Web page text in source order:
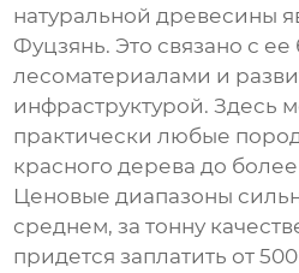
натуральной древесины
Фуцзянь. Это связано с ее
лесоматериалами и
инфраструктурой. Здесь
практически любые
красного дерева до
Ценовые диапазоны
среднем, за тонну
придется заплатить от